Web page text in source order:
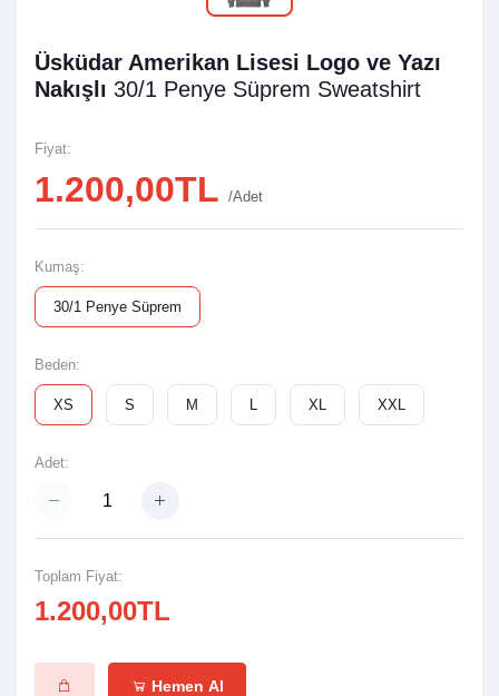
Üsküdar Amerikan Lisesi Logo ve Yazı
Nakışlı 30/1 Penye Süprem Sweatshirt
Fiyat:
1.200,00TL /Adet
Kumaş:
30/1 Penye Süprem
Beden:
XS S M L XL XXL
Adet:
Toplam Fiyat:
1.200,00TL
Hemen Al